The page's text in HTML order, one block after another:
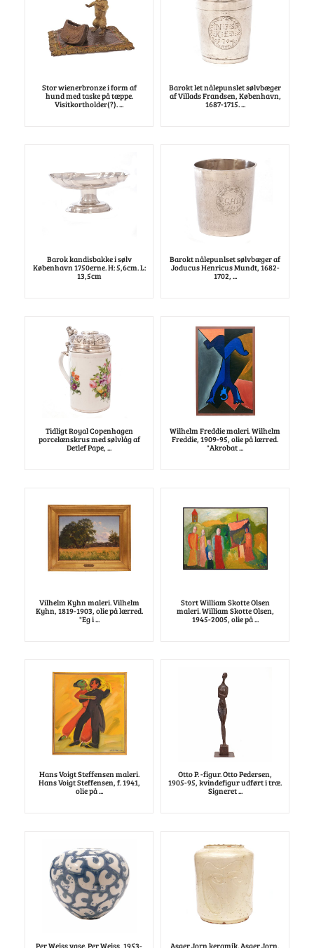
Stor wienerbronze i form af
hund med taske på tæppe.
Visitkortholder(?). ...
Barokt let nålepunslet sølvbæger
af Villads Frandsen, København,
1687-1715. ...
Barok kandisbakke i sølv
København 1750erne. H: 5,6cm. L:
13,5cm
Barokt nålepunlset sølvbæger af
Joducus Henricus Mundt, 1682-
1702, ...
Tidligt Royal Copenhagen
porcelænskrus med sølvlåg af
Detlef Pape, ...
Wilhelm Freddie maleri. Wilhelm
Freddie, 1909-95, olie på lærred.
"Akrobat ...
Vilhelm Kyhn maleri. Vilhelm
Kyhn, 1819-1903, olie på lærred.
"Eg i ...
Stort William Skotte Olsen
maleri. William Skotte Olsen,
1945-2005, olie på ...
Hans Voigt Steffensen maleri.
Hans Voigt Steffensen, f. 1941,
olie på ...
Otto P. -figur. Otto Pedersen,
1905-95, kvindefigur udført i træ.
Signeret ...
Per Weiss vase. Per Weiss, 1953-
Asger Jorn keramik. Asger Jorn,